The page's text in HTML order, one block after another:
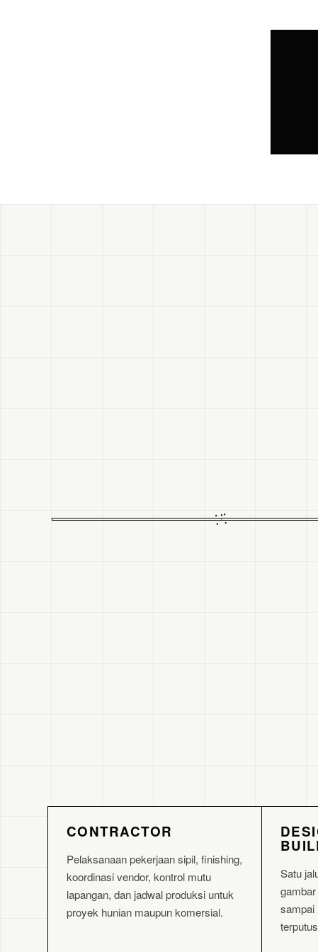
CONTRACTOR
Pelaksanaan pekerjaan sipil, finishing,
koordinasi vendor, kontrol mutu
lapangan, dan jadwal produksi untuk
proyek hunian maupun komersial.
Satu
sampai